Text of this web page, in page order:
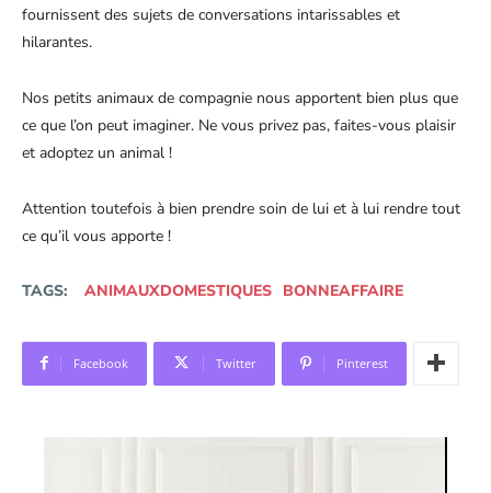
fournissent des sujets de conversations intarissables et
hilarantes.
Nos petits animaux de compagnie nous apportent bien plus que
ce que l’on peut imaginer. Ne vous privez pas, faites-vous plaisir
et adoptez un animal !
Attention toutefois à bien prendre soin de lui et à lui rendre tout
ce qu’il vous apporte !
TAGS: ANIMAUXDOMESTIQUES BONNEAFFAIRE
Facebook Twitter Pinterest